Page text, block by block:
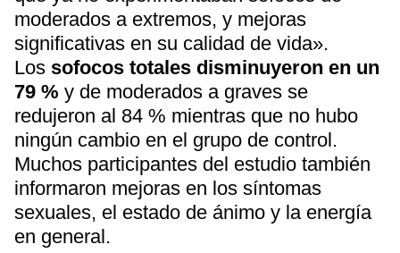
moderados a extremos, y mejoras
significativas en su calidad de vida».
Los sofocos totales disminuyeron en un
79 % y de moderados a graves se
redujeron al 84 % mientras que no hubo
ningún cambio en el grupo de control.
Muchos participantes del estudio también
informaron mejoras en los síntomas
sexuales, el estado de ánimo y la energía
en general.